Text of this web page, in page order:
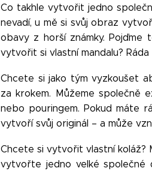
Co takhle vytvořit jedno
nevadí, u mě si svůj obraz
obavy z horší známky. Pojďme
vytvořit si vlastní mandalu?
Chcete si jako tým vyzkoušet
za krokem. Můžeme společně
nebo pouringem. Pokud máte
vytvoří svůj originál – a může
Chcete si vytvořit vlastní koláž?
vytvořte jedno velké